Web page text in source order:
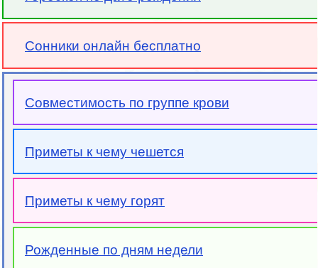
Сонники онлайн бесплатно
Совместимость по группе крови
Приметы к чему чешется
Приметы к чему горят
Рожденные по дням недели